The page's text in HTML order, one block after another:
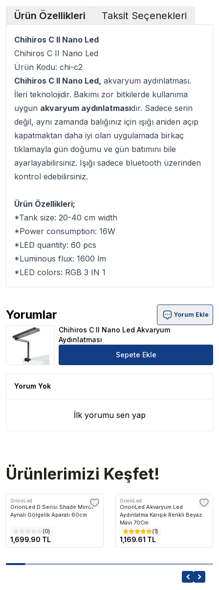
Ürün Özellikleri Taksit Seçenekleri
Chihiros C II Nano Led
Chihiros C II Nano Led
Ürün Kodu: chi-c2
Chihiros C II Nano Led, akvaryum aydınlatması.
İleri teknolojidir. Bakımı zor bitkilerde kullanıma
uygun akvaryum aydınlatmasıdır. Sadece serin
değil, aynı zamanda balığınız için ışığı aniden açıp
kapatmaktan daha iyi olan uygulamada birkaç
tıklamayla gün doğumu ve gün batımını bile
ayarlayabilirsiniz. Işığı sadece bluetooth üzerinden
kontrol edebilirsiniz.
Ürün Özellikleri;
*Tank size: 20-40 cm width
*Power consumption: 16W
*LED quantity: 60 pcs
*Luminous flux: 1600 lm
*LED colors: RGB 3 IN 1
Yorumlar
Chihiros C II Nano Led Akvaryum Aydınlatması Ürün
Yorum Ekle
Chihiros C II Nano Led Akvaryum
Aydınlatması
Sepete Ekle
Yorum Yok
İlk yorumu sen yap
Ürünlerimizi Keşfet!
OrionLed
OrionLed D Serisi Shade Mirror
Aynalı Gölgelik Aparatı 60cm
(0)
1,699.90 TL
OrionLed
OrionLed Akvaryum Led
Aydınlatma Karışık Renkli Beyaz
Mavi 70Cm
(1)
1,169.61 TL